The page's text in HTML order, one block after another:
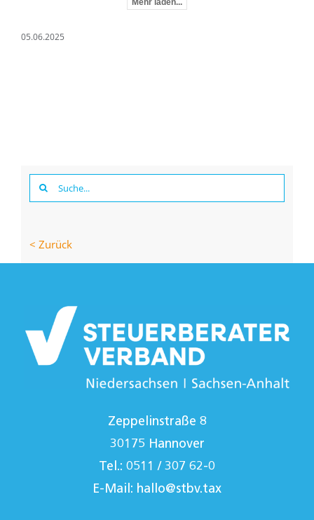
Mehr laden...
05.06.2025
Suche
nach:
< Zurück
Zeppelinstraße 8
30175 Hannover
Tel.: 0511 / 307 62-0
E-Mail: hallo@stbv.tax